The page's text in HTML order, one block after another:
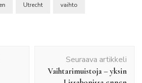
Utrecht vaihto
Seuraava artikkeli
Vaihtarimuistoja – yksin